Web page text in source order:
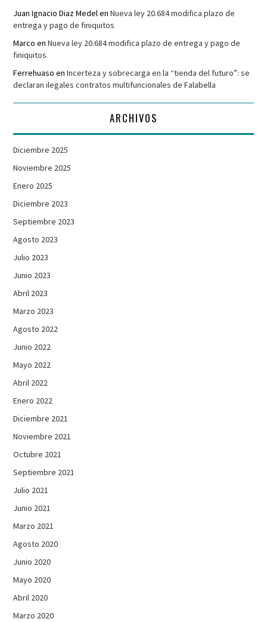
Juan Ignacio Diaz MedelenNueva ley 20.684 modifica plazo de
entrega y pago de finiquitos
Marco enNueva ley 20.684 modifica plazo de entrega y pago de
finiquitos
Ferrehuaso enIncerteza y sobrecarga en la “tienda del futuro”: se
declaran ilegales contratos multifuncionales de Falabella
ARCHIVOS
Diciembre 2025
Noviembre 2025
Enero 2025
Diciembre 2023
Septiembre 2023
Agosto 2023
Julio 2023
Junio 2023
Abril 2023
Marzo 2023
Agosto 2022
Junio 2022
Mayo 2022
Abril 2022
Enero 2022
Diciembre 2021
Noviembre 2021
Octubre 2021
Septiembre 2021
Julio 2021
Junio 2021
Marzo 2021
Agosto 2020
Junio 2020
Mayo 2020
Abril 2020
Marzo 2020